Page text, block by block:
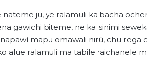
ju, ye ralamuli ka bacha
gawichi biteme, ne ka isinimi
mapu omawali nirú, chu rega
alue ralamuli ma tabile raichanele